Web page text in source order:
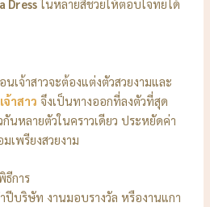
Dressในหลายสีช่วยให้ตอบโจทย์ได้
เจ้าสาวจะต้องแต่งตัวสวยงามและ
จ้าสาว จึงเป็นทางออกที่ลงตัวที่สุด
กันหลายตัวในคราวเดียว ประหยัดค่า
เพรียงสวยงาม
ธีการ
ปีบริษัท งานมอบรางวัล หรืองานแกา